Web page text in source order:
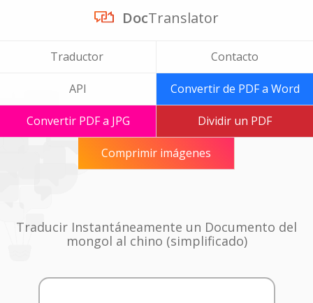
DocTranslator
Traductor Contacto
API Convertir de PDF a Word
Convertir PDF a JPG Dividir un PDF
Comprimir imágenes
Traducir Instantáneamente un Documento del
mongol al chino (simplificado)